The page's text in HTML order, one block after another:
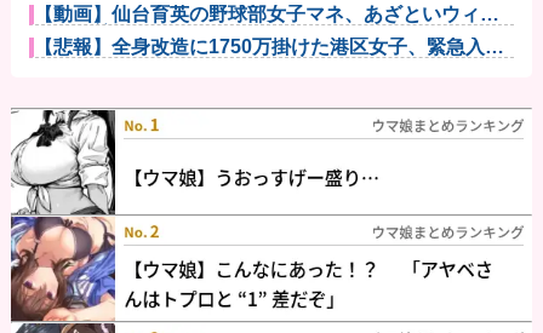
【動画】仙台育英の野球部女子マネ、あざといウィン
クでお前らの...
【悲報】全身改造に1750万掛けた港区女子、緊急入院